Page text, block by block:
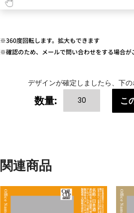
※360度回転します。拡大もできます
※確認のため、メールで問い合わせをする場合が
デザインが確定しましたら、下
数量: こ
関連商品